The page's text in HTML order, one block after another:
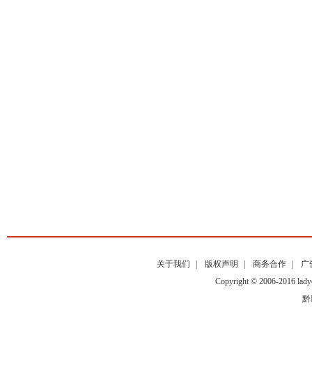
关于我们 版权声明 商务合作
广
Copyright © 2006-2016
黔